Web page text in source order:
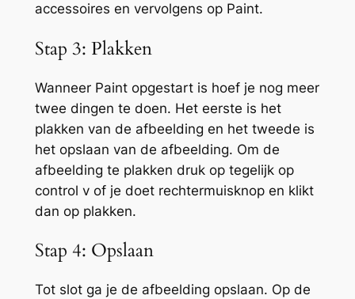
accessoires en vervolgens op Paint.
Stap 3: Plakken
Wanneer Paint opgestart is hoef je nog meer
twee dingen te doen. Het eerste is het
plakken van de afbeelding en het tweede is
het opslaan van de afbeelding. Om de
afbeelding te plakken druk op tegelijk op
control v of je doet rechtermuisknop en klikt
dan op plakken.
Stap 4: Opslaan
Tot slot ga je de afbeelding opslaan. Op de